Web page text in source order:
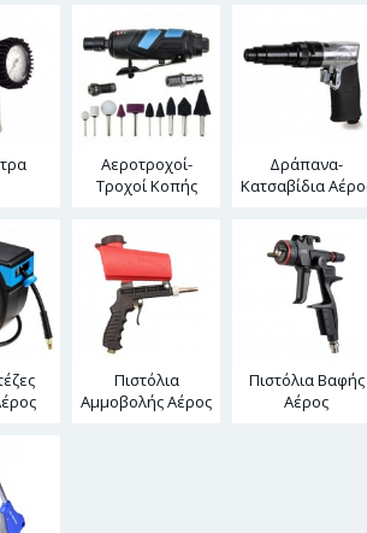
Αεροτροχοί-
Τροχοί Κοπής
Δράπανα-
Κατσαβίδια
Πιστόλια
Αμμοβολής Αέρος
Πιστόλια Βαφής
Αέρος